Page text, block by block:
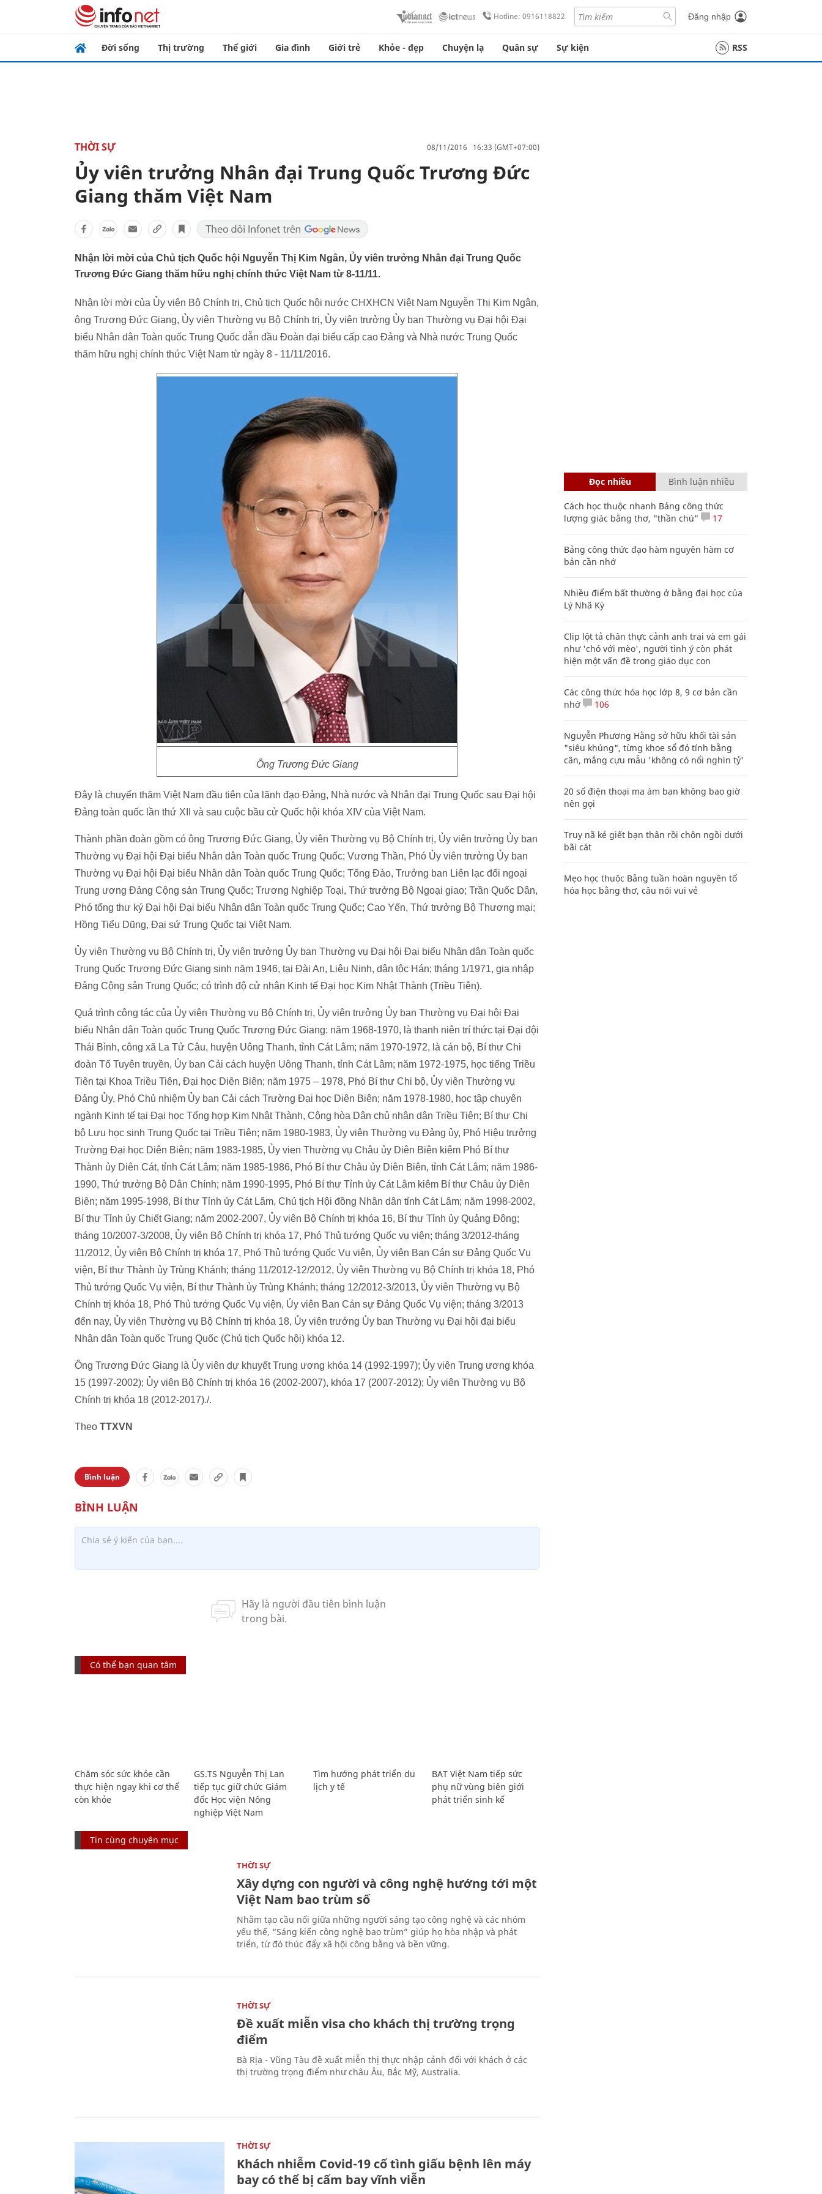
Hotline: 0916118822 Đăng nhập
Đời sống Thị trường Thế giới Gia đình Giới trẻ Khỏe - đẹp Chuyện lạ Quân sự Sự kiện RSS
THỜI SỰ 08/11/2016 16:33 (GMT+07:00)
Ủy viên trưởng Nhân đại Trung Quốc Trương Đức
Giang thăm Việt Nam
Nhận lời mời của Chủ tịch Quốc hội Nguyễn Thị Kim Ngân, Ủy viên trưởng Nhân đại Trung Quốc
Trương Đức Giang thăm hữu nghị chính thức Việt Nam từ 8-11/11.
Nhận lời mời của Ủy viên Bộ Chính trị, Chủ tịch Quốc hội nước CHXHCN Việt Nam Nguyễn Thị Kim Ngân,
ông Trương Đức Giang, Ủy viên Thường vụ Bộ Chính trị, Ủy viên trưởng Ủy ban Thường vụ Đại hội Đại
biểu Nhân dân Toàn quốc Trung Quốc dẫn đầu Đoàn đại biểu cấp cao Đảng và Nhà nước Trung Quốc
thăm hữu nghị chính thức Việt Nam từ ngày 8 - 11/11/2016.
Ông Trương Đức Giang
Đây là chuyến thăm Việt Nam đầu tiên của lãnh đạo Đảng, Nhà nước và Nhân đại Trung Quốc sau Đại hội
Đảng toàn quốc lần thứ XII và sau cuộc bầu cử Quốc hội khóa XIV của Việt Nam.
Thành phần đoàn gồm có ông Trương Đức Giang, Ủy viên Thường vụ Bộ Chính trị, Ủy viên trưởng Ủy ban
Thường vụ Đại hội Đại biểu Nhân dân Toàn quốc Trung Quốc; Vương Thần, Phó Ủy viên trưởng Ủy ban
Thường vụ Đại hội Đại biểu Nhân dân Toàn quốc Trung Quốc; Tống Đào, Trưởng ban Liên lạc đối ngoại
Trung ương Đảng Cộng sản Trung Quốc; Trương Nghiệp Toại, Thứ trưởng Bộ Ngoại giao; Trần Quốc Dân,
Phó tổng thư ký Đại hội Đại biểu Nhân dân Toàn quốc Trung Quốc; Cao Yến, Thứ trưởng Bộ Thương mại;
Hồng Tiểu Dũng, Đại sứ Trung Quốc tại Việt Nam.
Ủy viên Thường vụ Bộ Chính trị, Ủy viên trưởng Ủy ban Thường vụ Đại hội Đại biểu Nhân dân Toàn quốc
Trung Quốc Trương Đức Giang sinh năm 1946, tại Đài An, Liêu Ninh, dân tộc Hán; tháng 1/1971, gia nhập
Đảng Cộng sản Trung Quốc; có trình độ cử nhân Kinh tế Đại học Kim Nhật Thành (Triều Tiên).
Quá trình công tác của Ủy viên Thường vụ Bộ Chính trị, Ủy viên trưởng Ủy ban Thường vụ Đại hội Đại
biểu Nhân dân Toàn quốc Trung Quốc Trương Đức Giang: năm 1968-1970, là thanh niên trí thức tại Đại đội
Thái Bình, công xã La Tử Câu, huyện Uông Thanh, tỉnh Cát Lâm; năm 1970-1972, là cán bộ, Bí thư Chi
đoàn Tổ Tuyên truyền, Ủy ban Cải cách huyện Uông Thanh, tỉnh Cát Lâm; năm 1972-1975, học tiếng Triều
Tiên tại Khoa Triều Tiên, Đại học Diên Biên; năm 1975 – 1978, Phó Bí thư Chi bộ, Ủy viên Thường vụ
Đảng Ủy, Phó Chủ nhiệm Ủy ban Cải cách Trường Đại học Diên Biên; năm 1978-1980, học tập chuyên
ngành Kinh tế tại Đại học Tổng hợp Kim Nhật Thành, Cộng hòa Dân chủ nhân dân Triều Tiên; Bí thư Chi
bộ Lưu học sinh Trung Quốc tại Triều Tiên; năm 1980-1983, Ủy viên Thường vụ Đảng ủy, Phó Hiệu trưởng
Trường Đại học Diên Biên; năm 1983-1985, Ủy vien Thường vụ Châu ủy Diên Biên kiêm Phó Bí thư
Thành ủy Diên Cát, tỉnh Cát Lâm; năm 1985-1986, Phó Bí thư Châu ủy Diên Biên, tỉnh Cát Lâm; năm 1986-
1990, Thứ trưởng Bộ Dân Chính; năm 1990-1995, Phó Bí thư Tỉnh ủy Cát Lâm kiêm Bí thư Châu ủy Diên
Biên; năm 1995-1998, Bí thư Tỉnh ủy Cát Lâm, Chủ tịch Hội đồng Nhân dân tỉnh Cát Lâm; năm 1998-2002,
Bí thư Tỉnh ủy Chiết Giang; năm 2002-2007, Ủy viên Bộ Chính trị khóa 16, Bí thư Tỉnh ủy Quảng Đông;
tháng 10/2007-3/2008, Ủy viên Bộ Chính trị khóa 17, Phó Thủ tướng Quốc vụ viện; tháng 3/2012-tháng
11/2012, Ủy viên Bộ Chính trị khóa 17, Phó Thủ tướng Quốc Vụ viện, Ủy viên Ban Cán sự Đảng Quốc Vụ
viện, Bí thư Thành ủy Trùng Khánh; tháng 11/2012-12/2012, Ủy viên Thường vụ Bộ Chính trị khóa 18, Phó
Thủ tướng Quốc Vụ viện, Bí thư Thành ủy Trùng Khánh; tháng 12/2012-3/2013, Ủy viên Thường vụ Bộ
Chính trị khóa 18, Phó Thủ tướng Quốc Vụ viện, Ủy viên Ban Cán sự Đảng Quốc Vụ viện; tháng 3/2013
đến nay, Ủy viên Thường vụ Bộ Chính trị khóa 18, Ủy viên trưởng Ủy ban Thường vụ Đại hội đại biểu
Nhân dân Toàn quốc Trung Quốc (Chủ tịch Quốc hội) khóa 12.
Ông Trương Đức Giang là Ủy viên dự khuyết Trung ương khóa 14 (1992-1997); Ủy viên Trung ương khóa
15 (1997-2002); Ủy viên Bộ Chính trị khóa 16 (2002-2007), khóa 17 (2007-2012); Ủy viên Thường vụ Bộ
Chính trị khóa 18 (2012-2017)./.
Theo TTXVN
Bình luận
Có thể bạn quan tâm
Chăm sóc sức khỏe cần
thực hiện ngay khi cơ thể
còn khỏe
GS.TS Nguyễn Thị Lan
tiếp tục giữ chức Giám
đốc Học viện Nông
nghiệp Việt Nam
Tìm hướng phát triển du
lịch y tế
BAT Việt Nam tiếp sức
phụ nữ vùng biên giới
phát triển sinh kế
Tin cùng chuyên mục
THỜI SỰ
Xây dựng con người và công nghệ hướng tới một
Việt Nam bao trùm số
Nhằm tạo cầu nối giữa những người sáng tạo công nghệ và các nhóm
yếu thế, “Sáng kiến công nghệ bao trùm” giúp họ hòa nhập và phát
triển, từ đó thúc đẩy xã hội công bằng và bền vững.
THỜI SỰ
Đề xuất miễn visa cho khách thị trường trọng
điểm
Bà Rịa - Vũng Tàu đề xuất miễn thị thực nhập cảnh đối với khách ở các
thị trường trọng điểm như châu Âu, Bắc Mỹ, Australia.
THỜI SỰ
Khách nhiễm Covid-19 cố tình giấu bệnh lên máy
bay có thể bị cấm bay vĩnh viễn
Đọc nhiều Bình luận nhiều
Cách học thuộc nhanh Bảng công thức
lượng giác bằng thơ, "thần chú"
17
Bảng công thức đạo hàm nguyên hàm cơ
bản cần nhớ
Nhiều điểm bất thường ở bằng đại học của
Lý Nhã Kỳ
Clip lột tả chân thực cảnh anh trai và em gái
như 'chó với mèo', người tinh ý còn phát
hiện một vấn đề trong giáo dục con
Các công thức hóa học lớp 8, 9 cơ bản cần
nhớ
106
Nguyễn Phương Hằng sở hữu khối tài sản
"siêu khủng", từng khoe sổ đỏ tính bằng
cân, mắng cựu mẫu 'không có nổi nghìn tỷ'
20 số điện thoại ma ám bạn không bao giờ
nên gọi
Truy nã kẻ giết bạn thân rồi chôn ngồi dưới
bãi cát
Mẹo học thuộc Bảng tuần hoàn nguyên tố
hóa học bằng thơ, câu nói vui vẻ